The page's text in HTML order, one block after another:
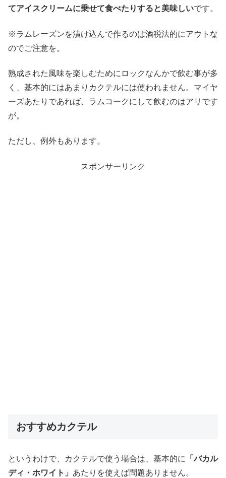
てアイスクリームに乗せて食べたりすると美味しいです。
※ラムレーズンを漬け込んで作るのは酒税法的にアウトな
のでご注意を。
熟成された風味を楽しむためにロックなんかで飲む事が多
く、基本的にはあまりカクテルには使われません。マイヤ
ーズあたりであれば、ラムコークにして飲むのはアリです
が。
ただし、例外もあります。
スポンサーリンク
おすすめカクテル
というわけで、カクテルで使う場合は、基本的に 「バカル
ディ・ホワイト」 あたりを使えば問題ありません。